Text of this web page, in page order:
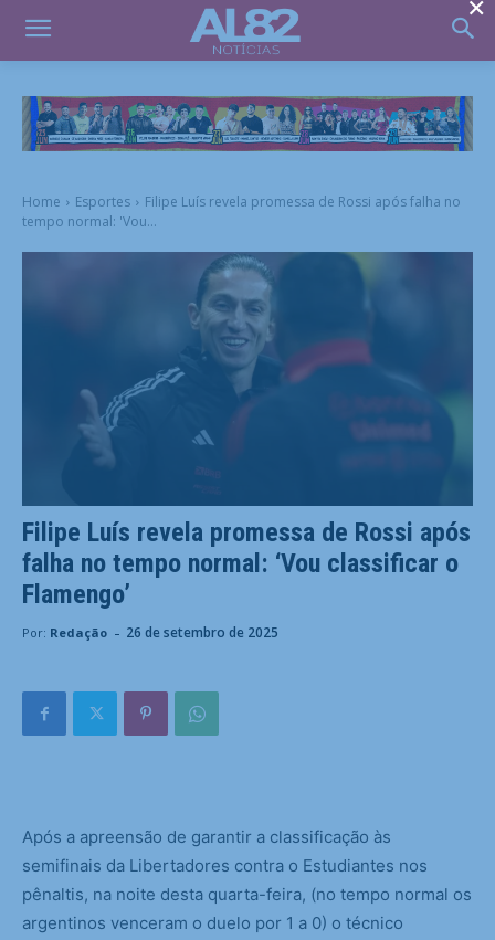
Home Esportes
Filipe Luís revela promessa de Rossi após falha no
tempo normal: 'Vou...
Filipe Luís revela promessa de Rossi após
falha no tempo normal: ‘Vou classificar o
Flamengo’
Por: Redação - 26 de setembro de 2025
Após a apreensão de garantir a classificação às
semifinais da Libertadores contra o Estudiantes nos
pênaltis, na noite desta quarta-feira, (no tempo normal os
argentinos venceram o duelo por 1 a 0) o técnico